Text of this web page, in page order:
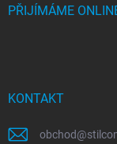
PŘIJÍMÁME
KONTAKT
obchod@